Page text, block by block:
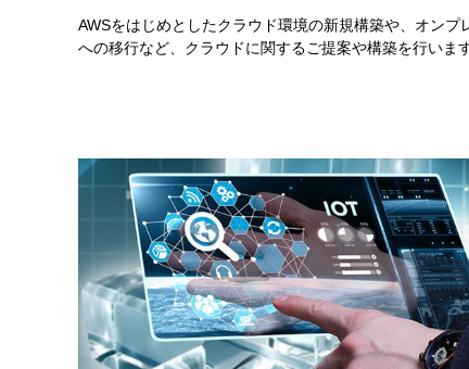
AWSをはじめとしたクラウド環境の新規構築や、オンプ
への移行など、クラウドに関するご提案や構築を行います